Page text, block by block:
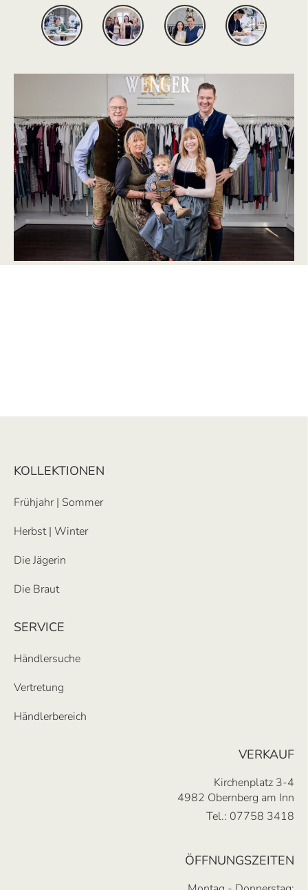
KOLLEKTIONEN
Frühjahr | Sommer
Herbst | Winter
Die Jägerin
Die Braut
SERVICE
Händlersuche
Vertretung
Händlerbereich
VERKAUF
Kirchenplatz 3-4
4982 Obernberg am Inn
Tel.: 07758 3418
ÖFFNUNGSZEITEN